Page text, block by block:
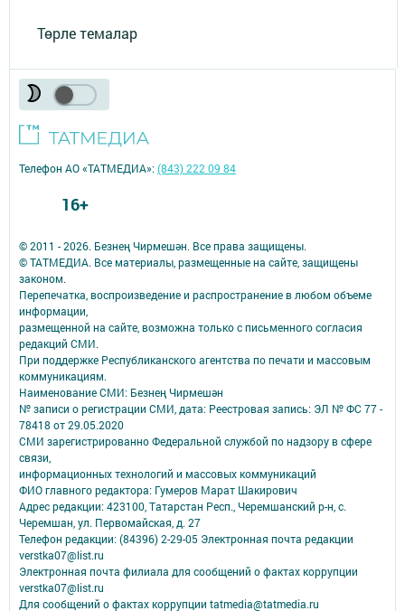
Төрле темалар
© 2011 - 2026. Безнең Чирмешән. Все права защищены.
© ТАТМЕДИА. Все материалы, размещенные на сайте, защищены
законом.
Перепечатка, воспроизведение и распространение в любом объеме
информации,
размещенной на сайте, возможна только с письменного согласия
редакций СМИ.
При поддержке Республиканского агентства по печати и массовым
коммуникациям.
Наименование СМИ: Безнең Чирмешән
№ записи о регистрации СМИ, дата: Реестровая запись: ЭЛ № ФС 77 -
78418 от 29.05.2020
СМИ зарегистрированно Федеральной службой по надзору в сфере
связи,
информационных технологий и массовых коммуникаций
ФИО главного редактора: Гумеров Марат Шакирович
Адрес редакции: 423100, Татарстан Респ., Черемшанский р-н, с.
Черемшан, ул. Первомайская, д. 27
Телефон редакции: (84396) 2-29-05 Электронная почта редакции
verstka07@list.ru
Электронная почта филиала для сообщений о фактах коррупции
verstka07@list.ru
Для сообщений о фактах коррупции tatmedia@tatmedia.ru
Телефон АО «ТАТМЕДИА»:(843) 222 09 84
16+